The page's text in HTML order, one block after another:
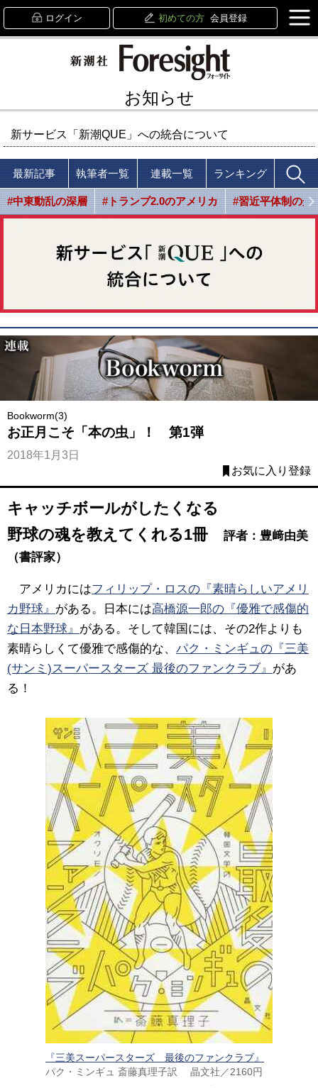
ログイン 初めての方 会員登録
お知らせ
新サービス「新潮QUE」への統合について
最新記事 執筆者一覧 連載一覧 ランキング
#中東動乱の深層 #トランプ2.0のアメリカ #習近平体制の光
Bookworm(3)
お正月こそ「本の虫」！ 第1弾
2018年1月3日
お気に入り登録
キャッチボールがしたくなる
野球の魂を教えてくれる1冊
評者：豊﨑由美
（書評家）
アメリカにはフィリップ・ロスの『素晴らしいアメリ
カ野球』 がある。日本には高橋源一郎の『優雅で感傷的
な日本野球』 がある。そして韓国には、その2作よりも
素晴らしくて優雅で感傷的な、 パク・ミンギュの『三美
(サンミ)スーパースターズ 最後のファンクラブ』 があ
る！
『三美スーパースターズ 最後のファンクラブ』
パク・ミンギュ 斎藤真理子訳 晶文社／2160円